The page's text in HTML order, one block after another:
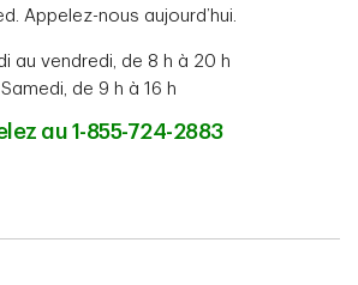
Appelez-nous aujourd’hui.
au vendredi, de 8 h à 20 h
Samedi, de 9 h à 16 h
au 1-855-724-2883